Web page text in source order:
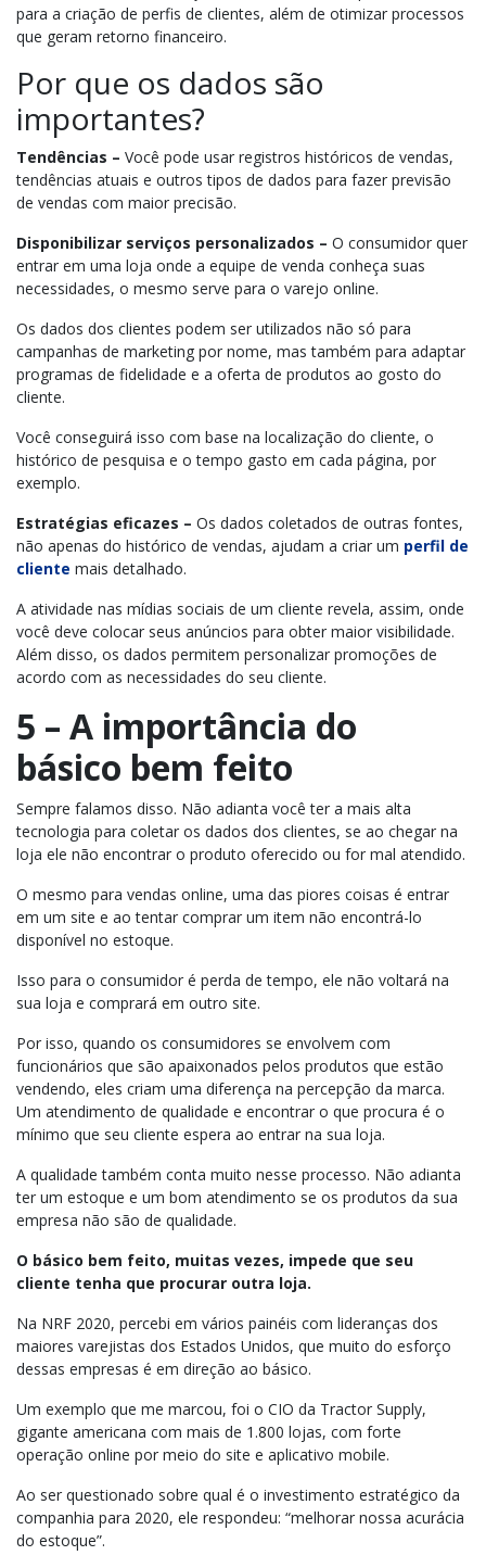
para a criação de perfis de clientes, além de otimizar processos
que geram retorno financeiro.
Por que os dados são
importantes?
Tendências – Você pode usar registros históricos de vendas,
tendências atuais e outros tipos de dados para fazer previsão
de vendas com maior precisão.
Disponibilizar serviços personalizados – O consumidor quer
entrar em uma loja onde a equipe de venda conheça suas
necessidades, o mesmo serve para o varejo online.
Os dados dos clientes podem ser utilizados não só para
campanhas de marketing por nome, mas também para adaptar
programas de fidelidade e a oferta de produtos ao gosto do
cliente.
Você conseguirá isso com base na localização do cliente, o
histórico de pesquisa e o tempo gasto em cada página, por
exemplo.
Estratégias eficazes – Os dados coletados de outras fontes,
não apenas do histórico de vendas, ajudam a criar um perfil de
cliente mais detalhado.
A atividade nas mídias sociais de um cliente revela, assim, onde
você deve colocar seus anúncios para obter maior visibilidade.
Além disso, os dados permitem personalizar promoções de
acordo com as necessidades do seu cliente.
5 – A importância do
básico bem feito
Sempre falamos disso. Não adianta você ter a mais alta
tecnologia para coletar os dados dos clientes, se ao chegar na
loja ele não encontrar o produto oferecido ou for mal atendido.
O mesmo para vendas online, uma das piores coisas é entrar
em um site e ao tentar comprar um item não encontrá-lo
disponível no estoque.
Isso para o consumidor é perda de tempo, ele não voltará na
sua loja e comprará em outro site.
Por isso, quando os consumidores se envolvem com
funcionários que são apaixonados pelos produtos que estão
vendendo, eles criam uma diferença na percepção da marca.
Um atendimento de qualidade e encontrar o que procura é o
mínimo que seu cliente espera ao entrar na sua loja.
A qualidade também conta muito nesse processo. Não adianta
ter um estoque e um bom atendimento se os produtos da sua
empresa não são de qualidade.
O básico bem feito, muitas vezes, impede que seu
cliente tenha que procurar outra loja.
Na NRF 2020, percebi em vários painéis com lideranças dos
maiores varejistas dos Estados Unidos, que muito do esforço
dessas empresas é em direção ao básico.
Um exemplo que me marcou, foi o CIO da Tractor Supply,
gigante americana com mais de 1.800 lojas, com forte
operação online por meio do site e aplicativo mobile.
Ao ser questionado sobre qual é o investimento estratégico da
companhia para 2020, ele respondeu: “melhorar nossa acurácia
do estoque”.